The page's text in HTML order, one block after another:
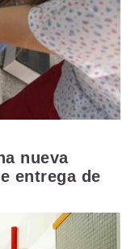
nueva
entrega de